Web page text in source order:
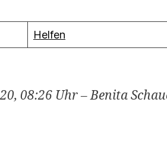
Helfen
08:26 Uhr – Benita